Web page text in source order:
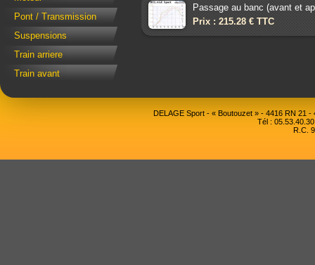
Pont / Transmission
Suspensions
Train arriere
Train avant
Passage au banc (avant et
Prix : 215.28 € TTC
DELAGE Sport - « Boutouzet » - 4416 RN 21
Tél :
R.C.